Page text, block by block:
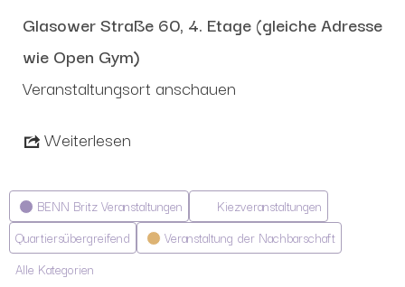
Glasower Straße 60, 4. Etage (gleiche Adresse
wie Open Gym)
Veranstaltungsort anschauen
Weiterlesen
Kategorien
BENN Britz Veranstaltungen
Kiezveranstaltungen
Quartiersübergreifend
Veranstaltung der Nachbarschaft
Alle Kategorien